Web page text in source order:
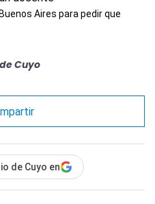
Aires para pedir que
Cuyo
de Cuyo en